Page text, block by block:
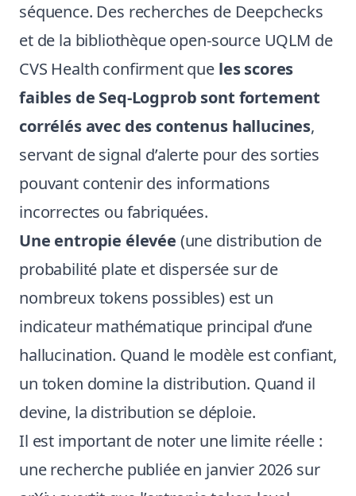
séquence. Des recherches de Deepchecks
et de la bibliothèque open-source UQLM de
CVS Health confirment que les scores
faibles de Seq-Logprob sont fortement
corrélés avec des contenus hallucines,
servant de signal d’alerte pour des sorties
pouvant contenir des informations
incorrectes ou fabriquées.
Une entropie élevée (une distribution de
probabilité plate et dispersée sur de
nombreux tokens possibles) est un
indicateur mathématique principal d’une
hallucination. Quand le modèle est confiant,
un token domine la distribution. Quand il
devine, la distribution se déploie.
Il est important de noter une limite réelle :
une recherche publiée en janvier 2026 sur